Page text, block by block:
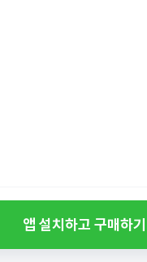
앱 설치하고 구매하기